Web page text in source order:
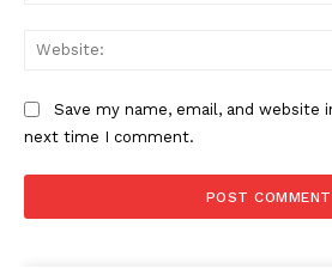
Save my name, email, and website
next time I comment.